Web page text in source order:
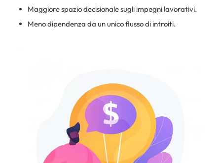
Maggiore spazio decisionale sugli impegni lavorativi.
Meno dipendenza da un unico flusso di introiti.